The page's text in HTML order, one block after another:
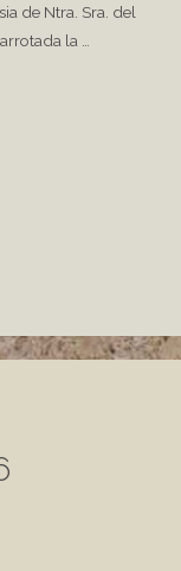
de Ntra. Sra. del
la …